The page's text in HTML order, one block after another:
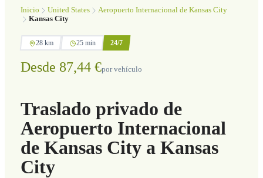
Inicio United States
Aeropuerto Internacional de Kansas City
Kansas City
28 km 25 min 24/7
Desde 87,44 €por vehículo
Traslado privado de
Aeropuerto Internacional
de Kansas City a Kansas
City